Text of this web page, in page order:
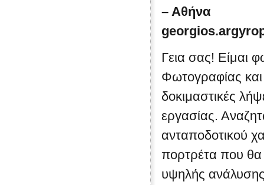
– Αθήνα
Γεια σας! Είμαι
Φωτογραφίας
δοκιμαστικές
εργασίας.
ανταποδοτικού
πορτρέτα που
υψηλής